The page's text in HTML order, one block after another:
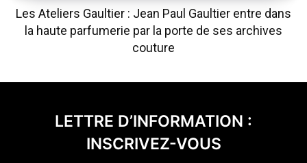
Les Ateliers Gaultier : Jean Paul Gaultier entre dans
la haute parfumerie par la porte de ses archives
couture
LETTRE D’INFORMATION :
INSCRIVEZ-VOUS